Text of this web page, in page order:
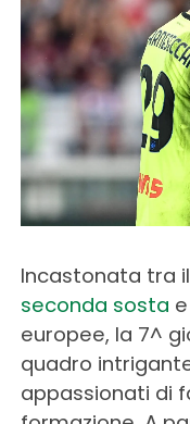
Incastonata tra il
seconda sosta
europee, la 7^
quadro
appassionati di